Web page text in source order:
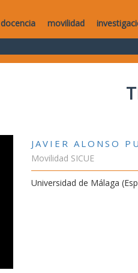
docencia movilidad
JAVIER ALONSO
Movilidad SICUE
Universidad de Málaga